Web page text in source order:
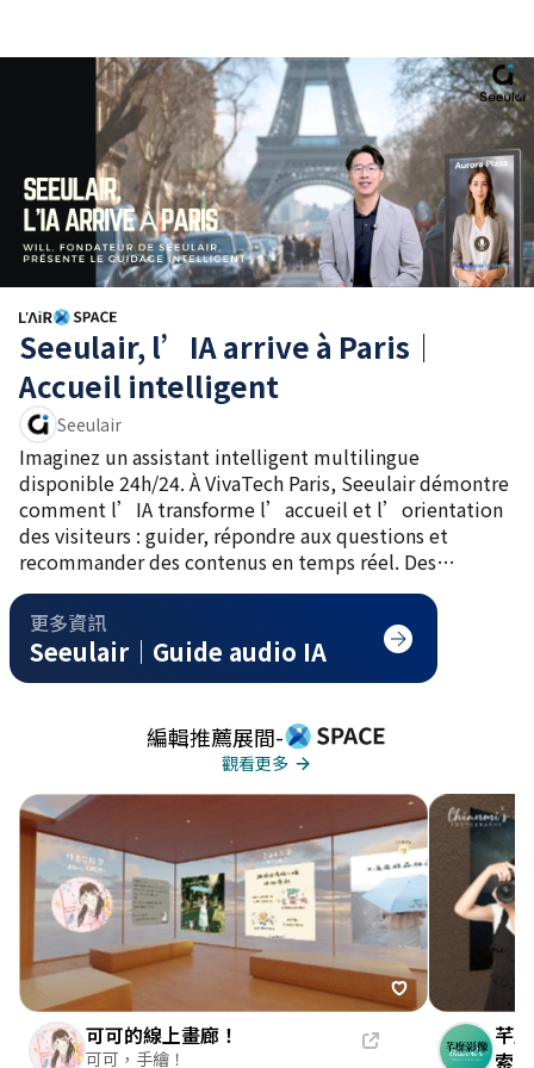
聯絡我們
Seeulair, l’IA arrive à Paris｜
Accueil intelligent
Seeulair
Imaginez un assistant intelligent multilingue
disponible 24h/24. À VivaTech Paris, Seeulair démontre
comment l’IA transforme l’accueil et l’orientation
des visiteurs : guider, répondre aux questions et
recommander des contenus en temps réel. Des
expositions aux musées, en passant par les showrooms
et les espaces de vente, notre technologie brevetée
développée à Taïwan réunit navigation intérieure,
intelligence conversationnelle et traduction
multilingue en temps réel sur une seule plateforme.
Parce que chaque espace mérite une façon plus
intelligente de connecter les personnes aux lieux et aux
marques. Everywhere, Seeulair.
更多資訊
Seeulair｜Guide audio IA
-
編輯推薦展間
觀看更多
可可的線上畫廊！
可可，手繪！
芊
索